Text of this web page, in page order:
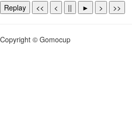
Replay << < || ► > >>
Copyright © Gomocup